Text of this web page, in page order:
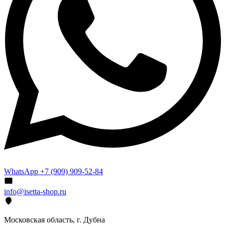
WhatsApp +7 (909) 909-52-84
info@isetta-shop.ru
Московская область, г. Дубна